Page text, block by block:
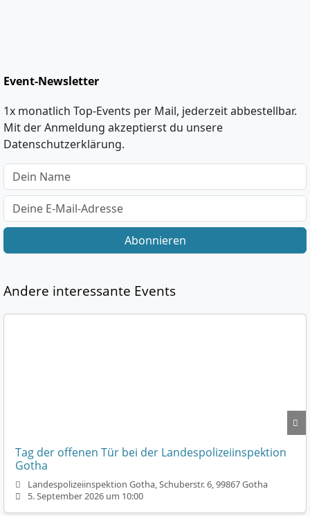
Event-Newsletter
1x monatlich Top-Events per Mail, jederzeit abbestellbar.
Mit der Anmeldung akzeptierst du unsere
Datenschutzerklärung.
Abonnieren
Andere interessante Events
Tag der offenen Tür bei der Landespolizeiinspektion
Gotha
Landespolizeiinspektion Gotha, Schuberstr. 6, 99867 Gotha
5. September 2026 um 10:00